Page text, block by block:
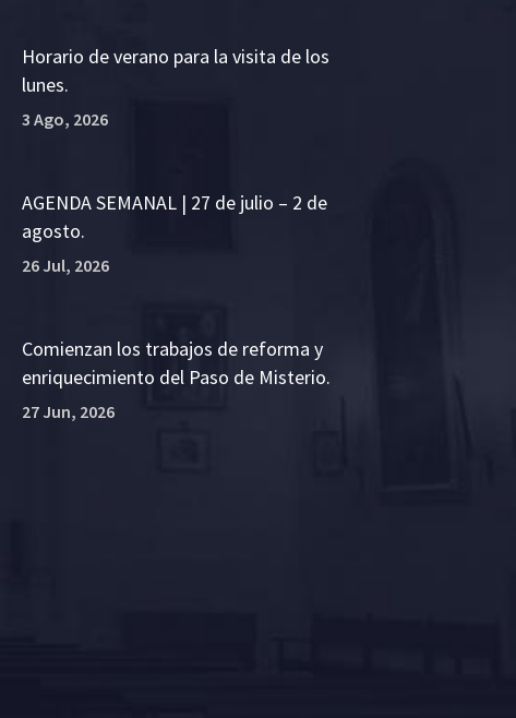
Horario de verano para la visita de los
lunes.
3 Ago, 2026
AGENDA SEMANAL | 27 de julio – 2 de
agosto.
26 Jul, 2026
Comienzan los trabajos de reforma y
enriquecimiento del Paso de Misterio.
27 Jun, 2026